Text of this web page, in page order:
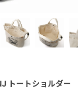
トートショルダー